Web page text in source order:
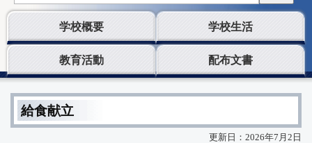
学校概要 学校生活
教育活動 配布文書
給食献立
更新日：2026年7月2日